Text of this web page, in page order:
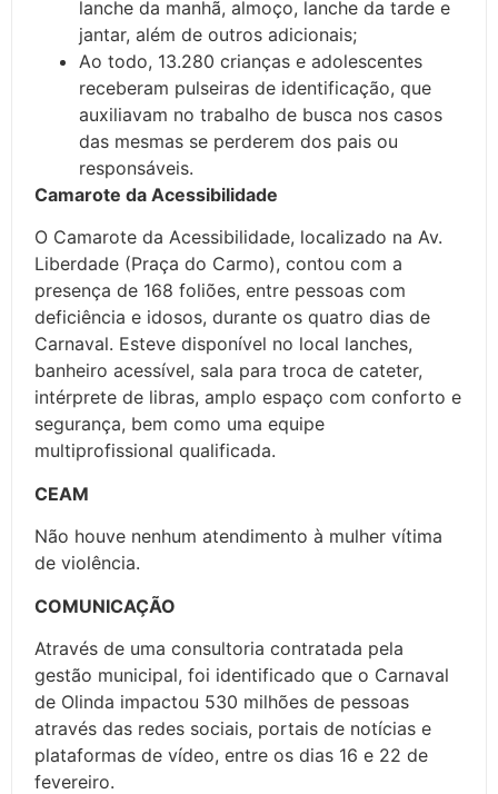
lanche da manhã, almoço, lanche da tarde e
jantar, além de outros adicionais;
Ao todo, 13.280 crianças e adolescentes
receberam pulseiras de identificação, que
auxiliavam no trabalho de busca nos casos
das mesmas se perderem dos pais ou
responsáveis.
Camarote da Acessibilidade
O Camarote da Acessibilidade, localizado na Av.
Liberdade (Praça do Carmo), contou com a
presença de 168 foliões, entre pessoas com
deficiência e idosos, durante os quatro dias de
Carnaval. Esteve disponível no local lanches,
banheiro acessível, sala para troca de cateter,
intérprete de libras, amplo espaço com conforto e
segurança, bem como uma equipe
multiprofissional qualificada.
CEAM
Não houve nenhum atendimento à mulher vítima
de violência.
COMUNICAÇÃO
Através de uma consultoria contratada pela
gestão municipal, foi identificado que o Carnaval
de Olinda impactou 530 milhões de pessoas
através das redes sociais, portais de notícias e
plataformas de vídeo, entre os dias 16 e 22 de
fevereiro.